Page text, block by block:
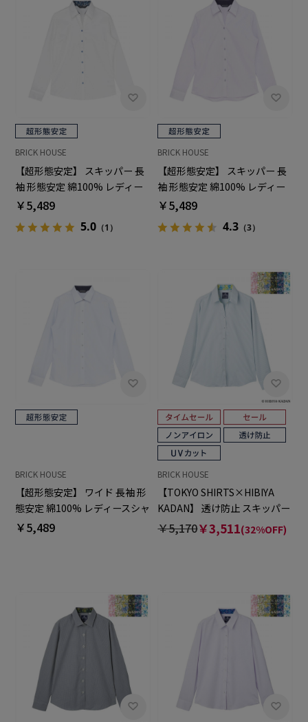
BRICK HOUSE
【超形態安定】 スキッパー 長
袖 形態安定 綿100% レディー
スシャツ
￥5,489
5.0（1）
BRICK HOUSE
【超形態安定】 スキッパー 長
袖 形態安定 綿100% レディー
スシャツ
￥5,489
4.3 （3）
BRICK HOUSE
【超形態安定】 ワイド 長袖 形
態安定 綿100% レディースシャ
ツ
￥5,489
BRICK HOUSE
【TOKYO SHIRTS×HIBIYA
KADAN】 透け防止 スキッパー
長袖 形態安定 レディースシャ
￥5,170￥3,511(32%OFF)